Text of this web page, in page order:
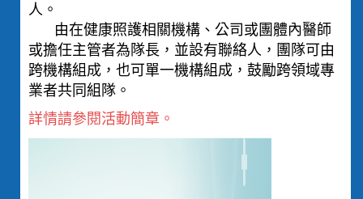
人。
由在健康照護相關機構、公司或團體內醫師
或擔任主管者為隊長，並設有聯絡人，團隊可由
跨機構組成，也可單一機構組成，鼓勵跨領域專
業者共同組隊。
詳情請參閱活動簡章。